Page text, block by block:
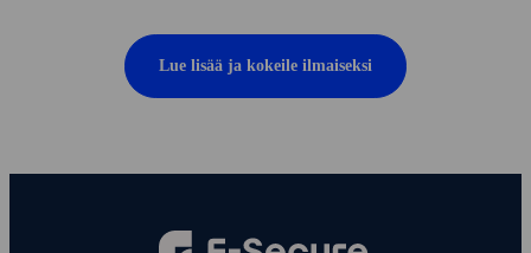
Lue lisää ja kokeile ilmaiseksi